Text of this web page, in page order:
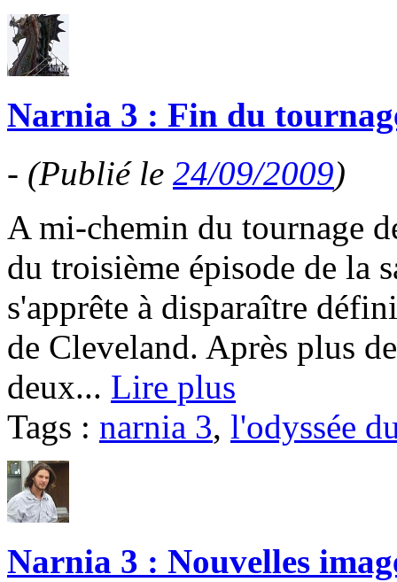
Narnia 3 : Fin du
- (Publié le 24/09/2009)
A mi-chemin du tournage
du troisième épisode de la
s'apprête à disparaître
de Cleveland. Après plus
deux... Lire plus
Tags : narnia 3, l'odyssée
Narnia 3 : Nouvelles